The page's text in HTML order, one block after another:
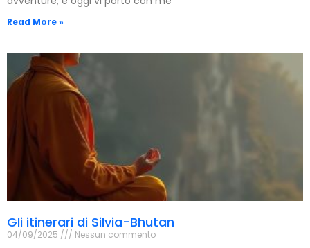
Read More »
Gli itinerari di Silvia-Bhutan
04/09/2025 Nessun commento